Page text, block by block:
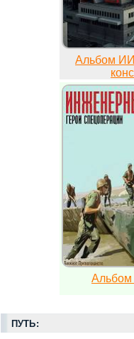
Альбом ИИ
Альбом
ПУТЬ: